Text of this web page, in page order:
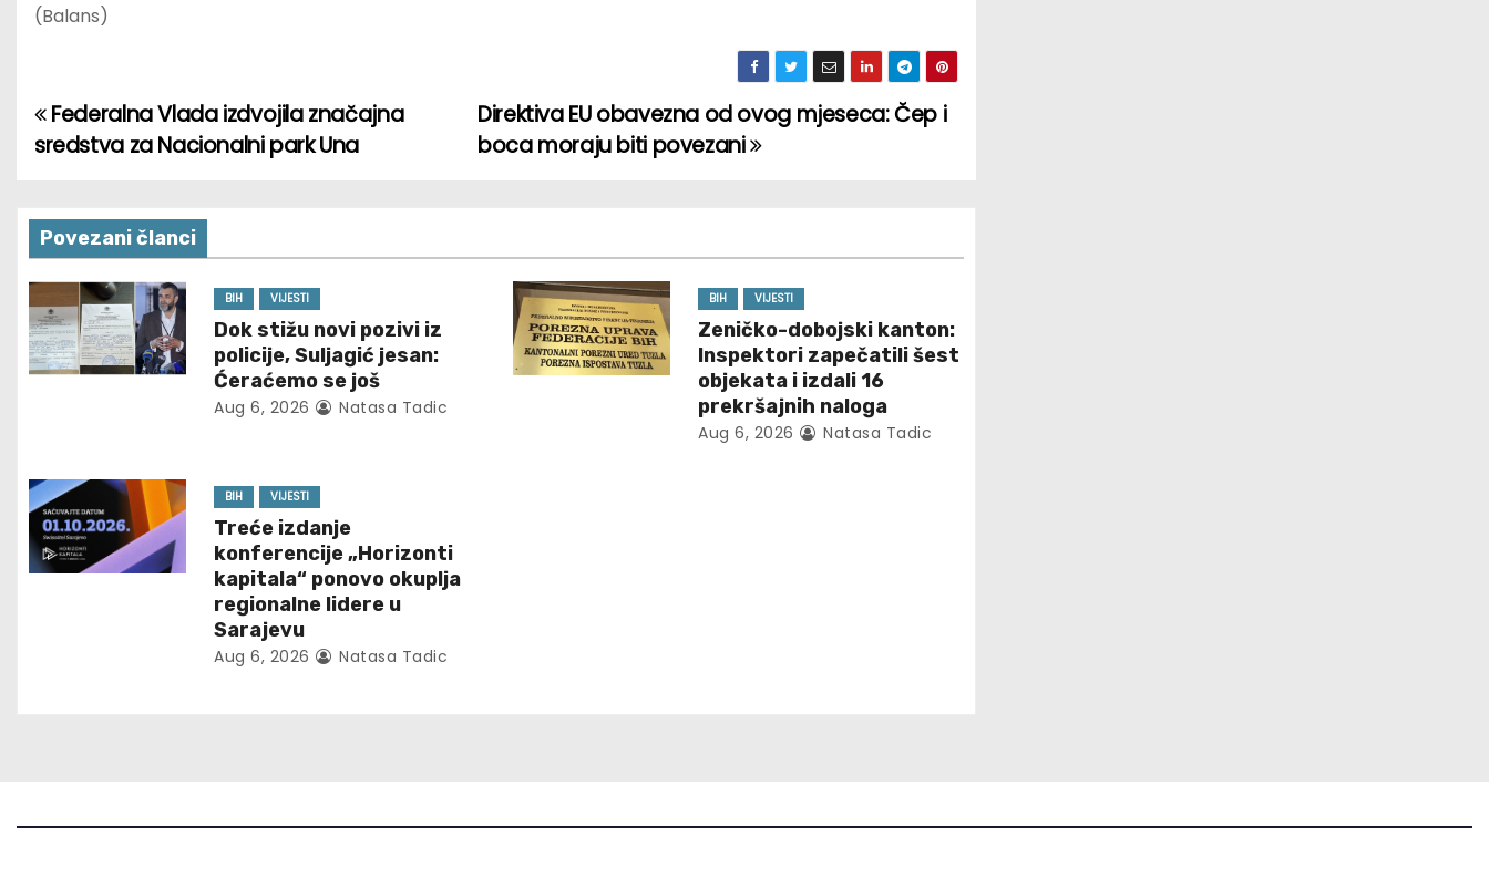
(Balans)
P
s
t
n
a
g
a
t
Direktiva EU obavezna od ovog mjeseca: Čep i
boca moraju biti povezani
Federalna Vlada izdvojila značajna
sredstva za Nacionalni park Una
Povezani članci
BIH VIJESTI
Dok stižu novi pozivi iz
policije, Suljagić jesan:
Ćeraćemo se još
Aug 6, 2026 Natasa Tadic
BIH VIJESTI
Zeničko-dobojski kanton:
Inspektori zapečatili šest
objekata i izdali 16
prekršajnih naloga
Aug 6, 2026 Natasa Tadic
BIH VIJESTI
Treće izdanje
konferencije „Horizonti
kapitala“ ponovo okuplja
regionalne lidere u
Sarajevu
Aug 6, 2026 Natasa Tadic